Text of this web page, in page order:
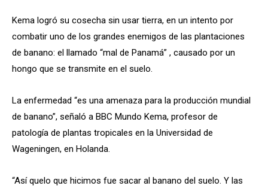
Kema logró su cosecha sin usar tierra, en un intento por
combatir uno de los grandes enemigos de las plantaciones
de banano: el llamado “mal de Panamá” , causado por un
hongo que se transmite en el suelo.
La enfermedad “es una amenaza para la producción mundial
de banano”, señaló a BBC Mundo Kema, profesor de
patología de plantas tropicales en la Universidad de
Wageningen, en Holanda.
“Así quelo que hicimos fue sacar al banano del suelo. Y las